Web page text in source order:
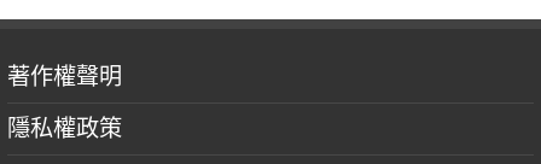
著作權聲明
隱私權政策